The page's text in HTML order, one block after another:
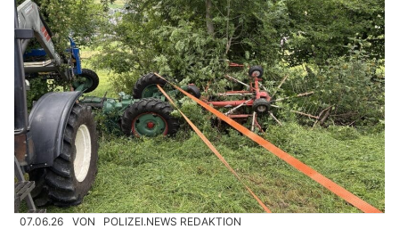
07.06.26 VON POLIZEI.NEWS REDAKTION